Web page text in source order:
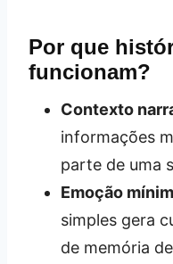
Por que
funcionam?
Contexto
informações
parte de uma
Emoção
simples gera
de memória